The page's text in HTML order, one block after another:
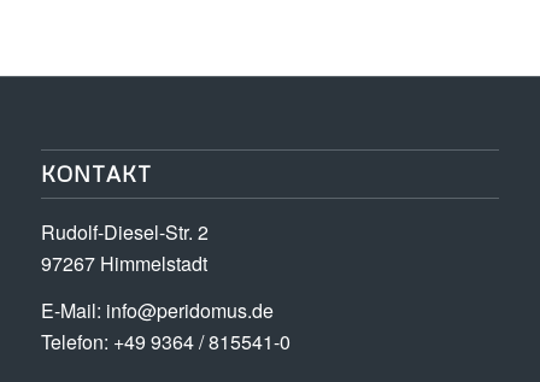
KONTAKT
Rudolf-Diesel-Str. 2
97267 Himmelstadt
E-Mail: info@peridomus.de
Telefon: +49 9364 / 815541-0